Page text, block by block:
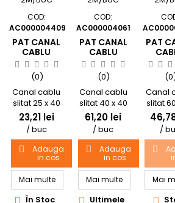
COD:
AC000004409
PAT CANAL
CABLU
PERFORAT
25/40
2M/BUC
(0)
Canal cablu
slitat 25 x 40
mm, 2 m, gri
23,21 lei
/ buc

Adauga
in cos
Mai multe
În Stoc
COD:
AC000004061
PAT CANAL
CABLU
PERFORAT
40/40
2M/BUC
(0)
Canal cablu
slitat 40 x 40
mm, 2 m, gri
61,20 lei
/ buc

Adauga
in cos
Mai multe
Ultimele
PAT
60/
2M/
Canal
slitat
mm, 2
/

Mai